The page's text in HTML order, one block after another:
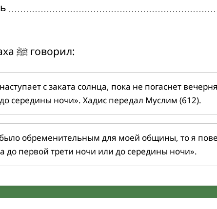
Посланник Аллаха ﷺ говорил:
с заката солнца, пока не погаснет
середины ночи». Хадис передал Муслим (612).
было обременительным для моей общины, то я
до первой трети ночи или до середины ночи».